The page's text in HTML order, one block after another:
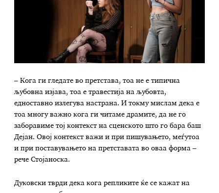
– Кога ги гледате во претстава, тоа не е типична
љубовна изјава, тоа е травестија на љубовта,
едноставно излегува настрана. И токму мислам дека е
тоа многу важно кога ги читаме драмите, да не го
заборавиме тој контекст на сценското што го бара баш
Дејан. Овој контекст важи и при пишувањето, меѓутоа
и при поставувањето на претставата во оваа форма –
рече Стојаноска.
Дуковски тврди дека кога репликите ќе се кажат на